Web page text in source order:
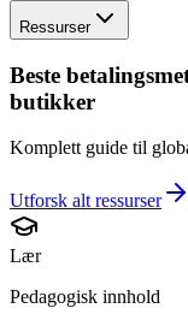
Ressurser
Beste
butikker
Komplett guide til
Utforsk alt ressurser
Lær
Pedagogisk innhold